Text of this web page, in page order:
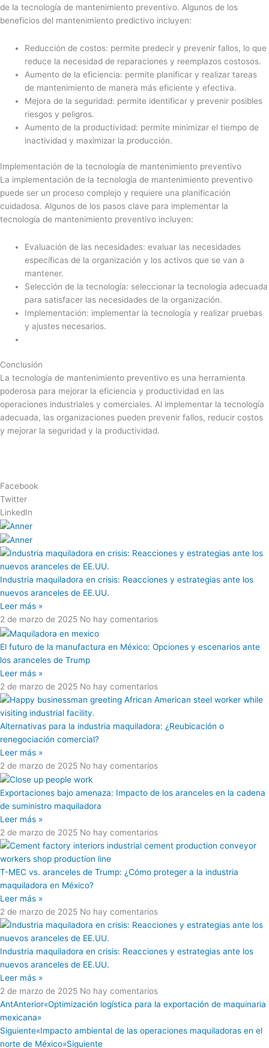
de la tecnología de mantenimiento preventivo. Algunos de los
beneficios del mantenimiento predictivo incluyen:
Reducción de costos: permite predecir y prevenir fallos, lo que
reduce la necesidad de reparaciones y reemplazos costosos.
Aumento de la eficiencia: permite planificar y realizar tareas
de mantenimiento de manera más eficiente y efectiva.
Mejora de la seguridad: permite identificar y prevenir posibles
riesgos y peligros.
Aumento de la productividad: permite minimizar el tiempo de
inactividad y maximizar la producción.
Implementación de la tecnología de mantenimiento preventivo
La implementación de la tecnología de mantenimiento preventivo
puede ser un proceso complejo y requiere una planificación
cuidadosa. Algunos de los pasos clave para implementar la
tecnología de mantenimiento preventivo incluyen:
Evaluación de las necesidades: evaluar las necesidades
específicas de la organización y los activos que se van a
mantener.
Selección de la tecnología: seleccionar la tecnología adecuada
para satisfacer las necesidades de la organización.
Implementación: implementar la tecnología y realizar pruebas
y ajustes necesarios.
Conclusión
La tecnología de mantenimiento preventivo es una herramienta
poderosa para mejorar la eficiencia y productividad en las
operaciones industriales y comerciales. Al implementar la tecnología
adecuada, las organizaciones pueden prevenir fallos, reducir costos
y mejorar la seguridad y la productividad.
Facebook
Twitter
LinkedIn
Industria maquiladora en crisis: Reacciones y estrategias ante los
nuevos aranceles de EE.UU.
Leer más »
2 de marzo de 2025 No hay comentarios
El futuro de la manufactura en México: Opciones y escenarios ante
los aranceles de Trump
Leer más »
2 de marzo de 2025 No hay comentarios
Alternativas para la industria maquiladora: ¿Reubicación o
renegociación comercial?
Leer más »
2 de marzo de 2025 No hay comentarios
Exportaciones bajo amenaza: Impacto de los aranceles en la cadena
de suministro maquiladora
Leer más »
2 de marzo de 2025 No hay comentarios
T-MEC vs. aranceles de Trump: ¿Cómo proteger a la industria
maquiladora en México?
Leer más »
2 de marzo de 2025 No hay comentarios
Industria maquiladora en crisis: Reacciones y estrategias ante los
nuevos aranceles de EE.UU.
Leer más »
2 de marzo de 2025 No hay comentarios
AntAnterior«Optimización logística para la exportación de maquinaria
mexicana»
Siguiente«Impacto ambiental de las operaciones maquiladoras en el
norte de México»Siguiente